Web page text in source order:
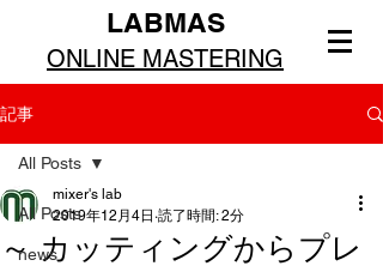
LABMAS
ONLINE MASTERING
記事
All Posts
news
All Posts
～ カッティングからプレ
mixer's lab
2019年12月4日 読了時間: 2分